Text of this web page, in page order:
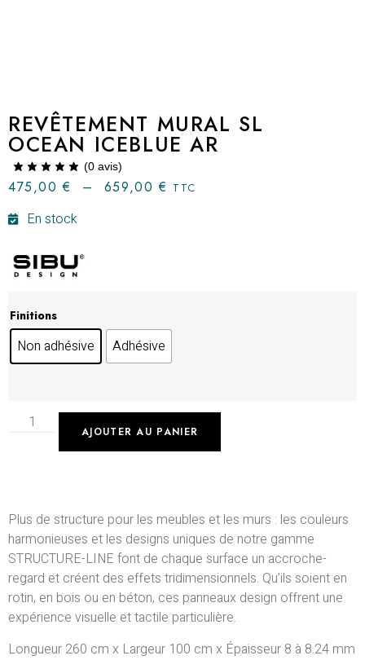
REVÊTEMENT MURAL SL
OCEAN ICEBLUE AR
(0 avis)
475,00€ – 659,00€ TTC
En stock
Finitions
Non adhésive Adhésive
AJOUTER AU PANIER
Plus de structure pour les meubles et les murs : les couleurs
harmonieuses et les designs uniques de notre gamme
STRUCTURE-LINE font de chaque surface un accroche-
regard et créent des effets tridimensionnels. Qu’ils soient en
rotin, en bois ou en béton, ces panneaux design offrent une
expérience visuelle et tactile particulière.
Longueur 260 cm x Largeur 100 cm x Épaisseur 8 à 8.24 mm